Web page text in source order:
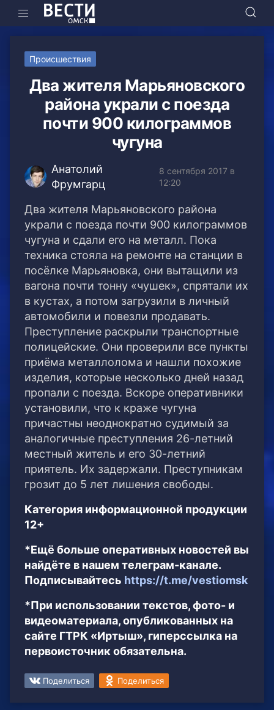
Происшествия
Два жителя Марьяновского
района украли с поезда
почти 900 килограммов
чугуна
Анатолий
Фрумгарц
8 сентября 2017 в
12:20
Два жителя Марьяновского района
украли с поезда почти 900 килограммов
чугуна и сдали его на металл. Пока
техника стояла на ремонте на станции в
посёлке Марьяновка, они вытащили из
вагона почти тонну «чушек», спрятали их
в кустах, а потом загрузили в личный
автомобили и повезли продавать.
Преступление раскрыли транспортные
полицейские. Они проверили все пункты
приёма металлолома и нашли похожие
изделия, которые несколько дней назад
пропали с поезда. Вскоре оперативники
установили, что к краже чугуна
причастны неоднократно судимый за
аналогичные преступления 26-летний
местный житель и его 30-летний
приятель. Их задержали. Преступникам
грозит до 5 лет лишения свободы.
Категория информационной продукции
12+
*Ещё больше оперативных новостей вы
найдёте в нашем телеграм-канале.
Подписывайтесь https://t.me/vestiomsk
*При использовании текстов, фото- и
видеоматериала, опубликованных на
сайте ГТРК «Иртыш», гиперссылка на
первоисточник обязательна.
Поделиться Поделиться